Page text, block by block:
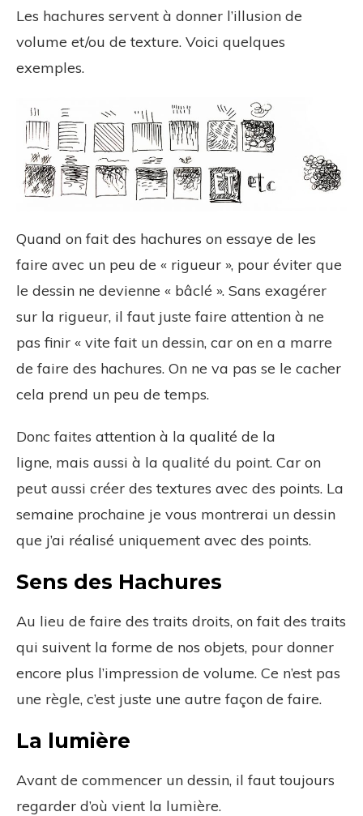
Les hachures servent à donner l’illusion de
volume et/ou de texture. Voici quelques
exemples.
Quand on fait des hachures on essaye de les
faire avec un peu de « rigueur », pour éviter que
le dessin ne devienne « bâclé ». Sans exagérer
sur la rigueur, il faut juste faire attention à ne
pas finir « vite fait un dessin, car on en a marre
de faire des hachures. On ne va pas se le cacher
cela prend un peu de temps.
Donc faites attention à la qualité de la
ligne, mais aussi à la qualité du point. Car on
peut aussi créer des textures avec des points. La
semaine prochaine je vous montrerai un dessin
que j’ai réalisé uniquement avec des points.
Sens des Hachures
Au lieu de faire des traits droits, on fait des traits
qui suivent la forme de nos objets, pour donner
encore plus l’impression de volume. Ce n’est pas
une règle, c’est juste une autre façon de faire.
La lumière
Avant de commencer un dessin, il faut toujours
regarder d’où vient la lumière.